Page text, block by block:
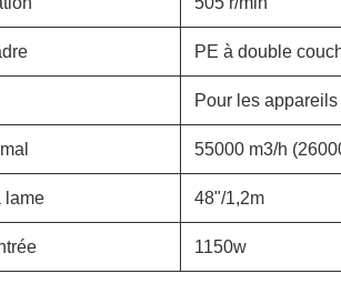
PE à double
Pour les
55000 m3/h
lame 48"/1,2m
1150w